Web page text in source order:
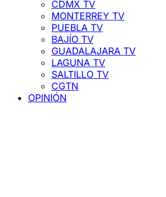
CDMX TV
MONTERREY TV
PUEBLA TV
BAJÍO TV
GUADALAJARA TV
LAGUNA TV
SALTILLO TV
CGTN
OPINIÓN